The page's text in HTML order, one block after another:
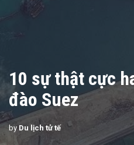
10 sự thật cực
đào Suez
by Du lịch tử tế